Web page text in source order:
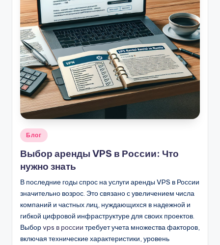
Опубликовано
Блог
Выбор аренды VPS в России: Что
нужно знать
В последние годы спрос на услуги аренды VPS в России
значительно возрос. Это связано с увеличением числа
компаний и частных лиц, нуждающихся в надежной и
гибкой цифровой инфраструктуре для своих проектов.
Выборvps в россии требует учета множества факторов,
включая технические характеристики, уровень